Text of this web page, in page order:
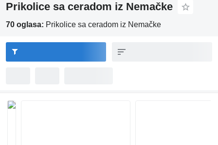
Prikolice sa ceradom iz Nemačke
70 oglasa: Prikolice sa ceradom iz Nemačke